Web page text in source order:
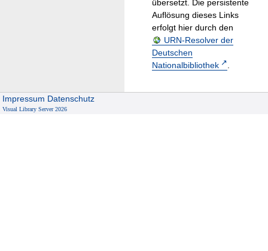
übersetzt. Die persistente
Auflösung dieses Links
erfolgt hier durch den
URN-Resolver der
Deutschen
Nationalbibliothek
.
Impressum Datenschutz
Visual Library Server 2026